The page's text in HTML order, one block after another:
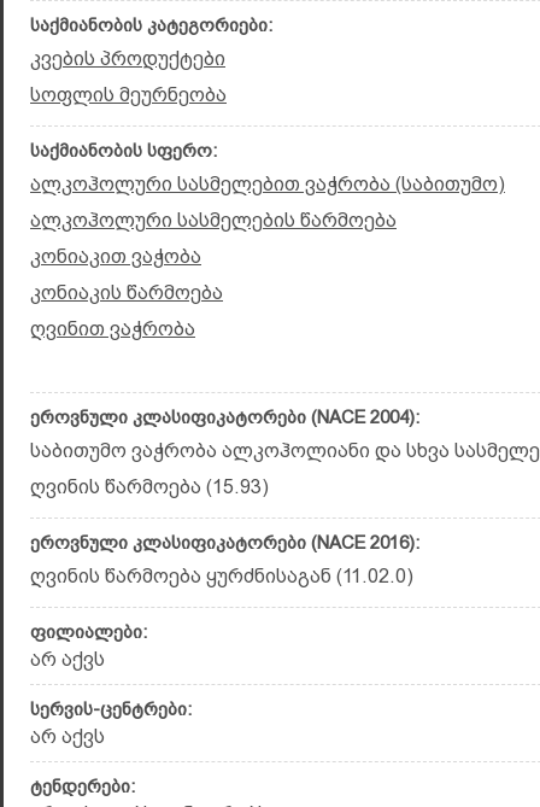
საქმიანობის კატეგორიები:
კვების პროდუქტები
სოფლის მეურნეობა
საქმიანობის სფერო:
ალკოჰოლური სასმელებით ვაჭრობა (საბითუმო)
ალკოჰოლური სასმელების წარმოება
კონიაკით ვაჭობა
კონიაკის წარმოება
ღვინით ვაჭრობა
ეროვნული კლასიფიკატორები (NACE 2004):
საბითუმო ვაჭრობა ალკოჰოლიანი და სხვა
ღვინის წარმოება (15.93)
ეროვნული კლასიფიკატორები (NACE 2016):
ღვინის წარმოება ყურძნისაგან (11.02.0)
ფილიალები:
არ აქვს
სერვის-ცენტრები:
არ აქვს
ტენდერები: